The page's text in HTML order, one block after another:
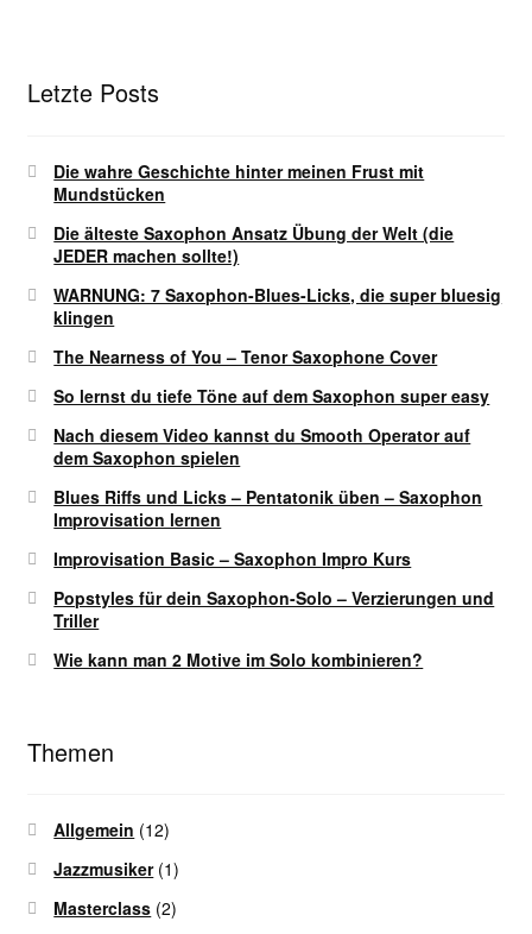
Letzte Posts
Die wahre Geschichte hinter meinen Frust mit
Mundstücken
Die älteste Saxophon Ansatz Übung der Welt (die
JEDER machen sollte!)
WARNUNG: 7 Saxophon-Blues-Licks, die super bluesig
klingen
The Nearness of You – Tenor Saxophone Cover
So lernst du tiefe Töne auf dem Saxophon super easy
Nach diesem Video kannst du Smooth Operator auf
dem Saxophon spielen
Blues Riffs und Licks – Pentatonik üben – Saxophon
Improvisation lernen
Improvisation Basic – Saxophon Impro Kurs
Popstyles für dein Saxophon-Solo – Verzierungen und
Triller
Wie kann man 2 Motive im Solo kombinieren?
Themen
Allgemein (12)
Jazzmusiker(1)
Masterclass (2)